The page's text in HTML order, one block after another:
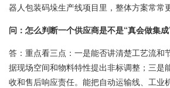
器人包装码垛生产线项目里，整体方案常常
问：怎么判断一个供应商是不是“真会做集
答：重点看三点：一是能否讲清楚工艺流和
据现场空间和物料特性提出非标调整；三是
收和售后响应责任。能把自动运输线、工业